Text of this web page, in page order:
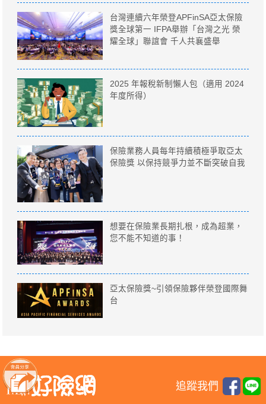
台灣連續六年榮登APFinSA亞太保險
獎全球第一 IFPA舉辦「台灣之光 榮
耀全球」聯誼會 千人共襄盛舉
2025 年報稅新制懶人包（適用 2024
年度所得）
保險業務人員每年持續積極爭取亞太
保險獎 以保持競爭力並不斷突破自我
想要在保險業長期扎根，成為超業，
您不能不知道的事！
亞太保險獎~引領保險夥伴榮登國際舞
台
追蹤我們